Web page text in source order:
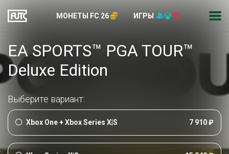
МОНЕТЫ FC 26 ИГРЫ
EA SPORTS™ PGA TOUR™
Deluxe Edition
Выберите вариант:
Xbox One + Xbox Series X|S 7 910 ₽